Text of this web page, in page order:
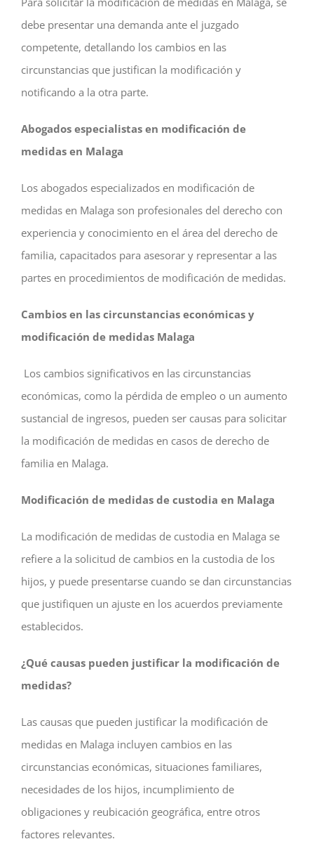
debe presentar una demanda ante el juzgado
competente, detallando los cambios en las
circunstancias que justifican la modificación y
notificando a la otra parte.
Abogados especialistas en modificación de
medidas en Malaga
Los abogados especializados en modificación de
medidas en Malaga son profesionales del derecho con
experiencia y conocimiento en el área del derecho de
familia, capacitados para asesorar y representar a las
partes en procedimientos de modificación de medidas.
Cambios en las circunstancias económicas y
modificación de medidas Malaga
Los cambios significativos en las circunstancias
económicas, como la pérdida de empleo o un aumento
sustancial de ingresos, pueden ser causas para solicitar
la modificación de medidas en casos de derecho de
familia en Malaga.
Modificación de medidas de custodia en Malaga
La modificación de medidas de custodia en Malaga se
refiere a la solicitud de cambios en la custodia de los
hijos, y puede presentarse cuando se dan circunstancias
que justifiquen un ajuste en los acuerdos previamente
establecidos.
¿Qué causas pueden justificar la modificación de
medidas?
Las causas que pueden justificar la modificación de
medidas en Malaga incluyen cambios en las
circunstancias económicas, situaciones familiares,
necesidades de los hijos, incumplimiento de
obligaciones y reubicación geográfica, entre otros
factores relevantes.